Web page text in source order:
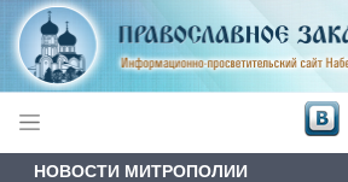
НОВОСТИ МИТРОПОЛИИ